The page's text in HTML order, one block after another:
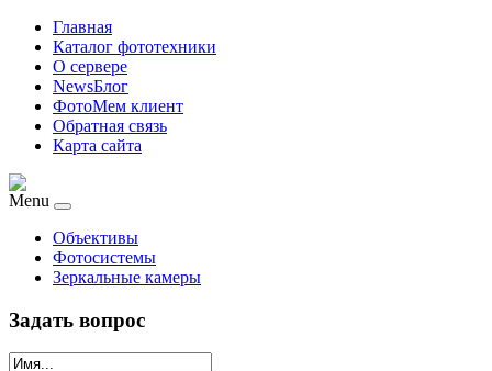
Главная
Каталог фототехники
О сервере
NewsБлог
ФотоМем клиент
Обратная связь
Карта сайта
Menu
Объективы
Фотосистемы
Зеркальные камеры
Задать вопрос